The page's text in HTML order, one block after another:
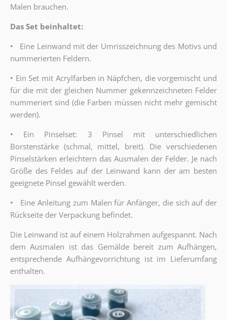
Malen brauchen.
Das Set beinhaltet:
• Eine Leinwand mit der Umrisszeichnung des Motivs und
nummerierten Feldern.
• Ein Set mit Acrylfarben in Näpfchen, die vorgemischt und
für die mit der gleichen Nummer gekennzeichneten Felder
nummeriert sind (die Farben müssen nicht mehr gemischt
werden).
• Ein Pinselset: 3 Pinsel mit unterschiedlichen
Borstenstärke (schmal, mittel, breit). Die verschiedenen
Pinselstärken erleichtern das Ausmalen der Felder. Je nach
Größe des Feldes auf der Leinwand kann der am besten
geeignete Pinsel gewählt werden.
• Eine Anleitung zum Malen für Anfänger, die sich auf der
Rückseite der Verpackung befindet.
Die Leinwand ist auf einem Holzrahmen aufgespannt. Nach
dem Ausmalen ist das Gemälde bereit zum Aufhängen,
entsprechende Aufhängevorrichtung ist im Lieferumfang
enthalten.